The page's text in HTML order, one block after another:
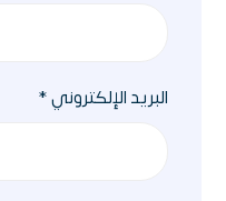
البريد الإلكتروني*